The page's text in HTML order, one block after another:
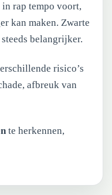
rap tempo voort,
kan maken. Zwarte
belangrijker.
risico’s
afbreuk van
te herkennen,